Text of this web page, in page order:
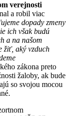
verejnosti
a robil viac
dopady zmeny
ich však budú
a na našom
žiť, aký vzduch
zákona preto
žaloby, ak bude
so svojou mocou